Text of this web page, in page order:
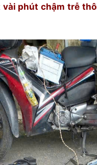
vài phút chậm trễ